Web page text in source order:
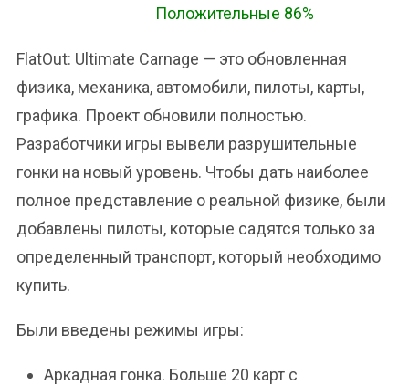
Положительные 86%
FlatOut: Ultimate Carnage — это обновленная
физика, механика, автомобили, пилоты, карты,
графика. Проект обновили полностью.
Разработчики игры вывели разрушительные
гонки на новый уровень. Чтобы дать наиболее
полное представление о реальной физике, были
добавлены пилоты, которые садятся только за
определенный транспорт, который необходимо
купить.
Были введены режимы игры:
Аркадная гонка. Больше 20 карт с